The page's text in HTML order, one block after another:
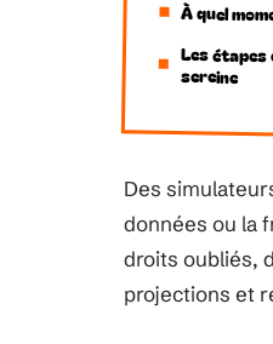
À quel
Les
sereine
Des
données ou la
droits oubliés,
projections et